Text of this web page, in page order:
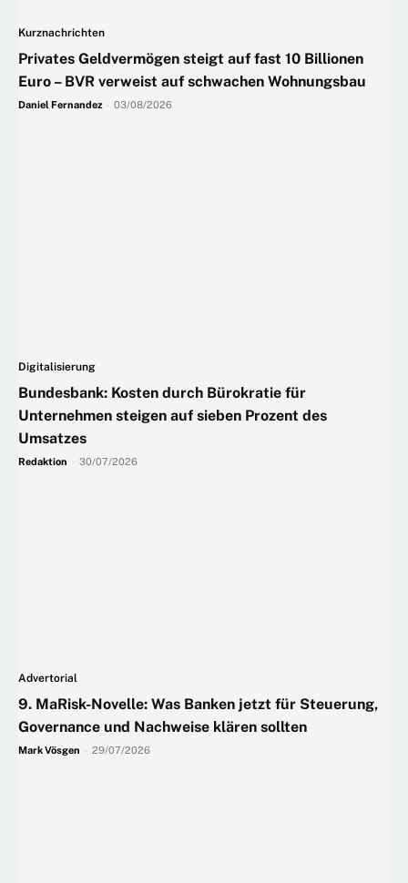
Kurznachrichten
Privates Geldvermögen steigt auf fast 10 Billionen
Euro – BVR verweist auf schwachen Wohnungsbau
Daniel Fernandez 03/08/2026
Digitalisierung
Bundesbank: Kosten durch Bürokratie für
Unternehmen steigen auf sieben Prozent des
Umsatzes
Redaktion 30/07/2026
Advertorial
9. MaRisk-Novelle: Was Banken jetzt für Steuerung,
Governance und Nachweise klären sollten
Mark Vösgen 29/07/2026